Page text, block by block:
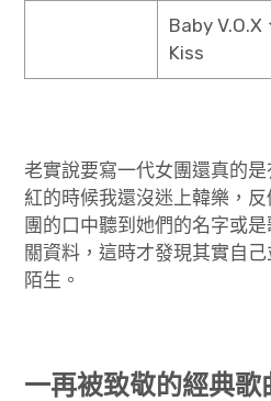
Baby V.O.X
Kiss
老實說要寫一代女團還真的
紅的時候我還沒迷上韓樂，
團的口中聽到她們的名字或
關資料，這時才發現其實自
陌生。
一再被致敬的經典歌